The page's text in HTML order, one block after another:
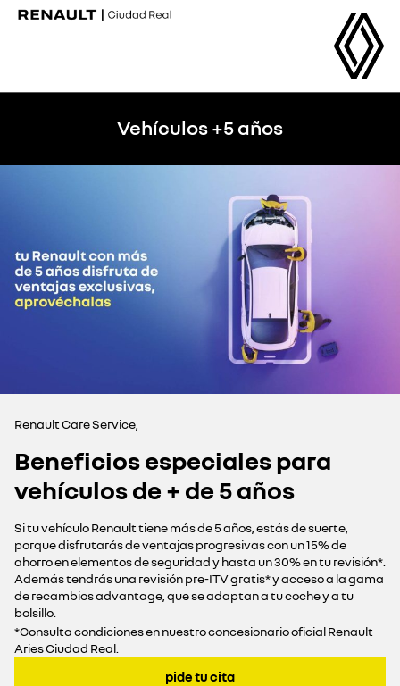
Vehículos +5 años
Renault Care Service,
Beneficios especialespara
vehículos de + de 5 años
Si tu vehículo Renault tiene más de 5 años, estás de suerte,
porque disfrutarás de ventajas progresivas con un 15% de
ahorro en elementos de seguridad y hasta un 30% en tu revisión*.
Además tendrás una revisión pre-ITV gratis* y acceso a la gama
de recambios advantage, que se adaptan a tu coche y a tu
bolsillo.
*Consulta condiciones en nuestro concesionario oficial Renault
Aries Ciudad Real.
pide tu cita